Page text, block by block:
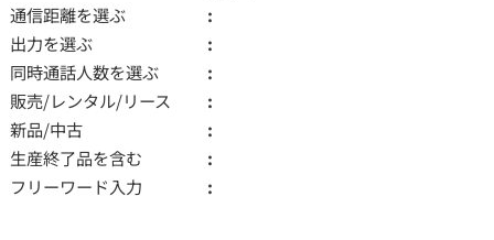
通信距離を選ぶ
出力を選ぶ
同時通話人数を選ぶ
販売/レンタル/リース
新品/中古
生産終了品を含む
フリーワード入力